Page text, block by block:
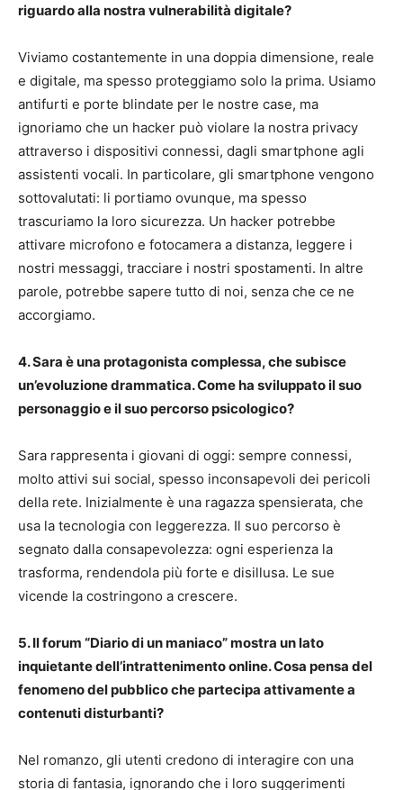
riguardo alla nostra vulnerabilità digitale?
Viviamo costantemente in una doppia dimensione, reale
e digitale, ma spesso proteggiamo solo la prima. Usiamo
antifurti e porte blindate per le nostre case, ma
ignoriamo che un hacker può violare la nostra privacy
attraverso i dispositivi connessi, dagli smartphone agli
assistenti vocali. In particolare, gli smartphone vengono
sottovalutati: li portiamo ovunque, ma spesso
trascuriamo la loro sicurezza. Un hacker potrebbe
attivare microfono e fotocamera a distanza, leggere i
nostri messaggi, tracciare i nostri spostamenti. In altre
parole, potrebbe sapere tutto di noi, senza che ce ne
accorgiamo.
4. Sara è una protagonista complessa, che subisce
un’evoluzione drammatica. Come ha sviluppato il suo
personaggio e il suo percorso psicologico?
Sara rappresenta i giovani di oggi: sempre connessi,
molto attivi sui social, spesso inconsapevoli dei pericoli
della rete. Inizialmente è una ragazza spensierata, che
usa la tecnologia con leggerezza. Il suo percorso è
segnato dalla consapevolezza: ogni esperienza la
trasforma, rendendola più forte e disillusa. Le sue
vicende la costringono a crescere.
5. Il forum “Diario di un maniaco” mostra un lato
inquietante dell’intrattenimento online. Cosa pensa del
fenomeno del pubblico che partecipa attivamente a
contenuti disturbanti?
Nel romanzo, gli utenti credono di interagire con una
storia di fantasia, ignorando che i loro suggerimenti